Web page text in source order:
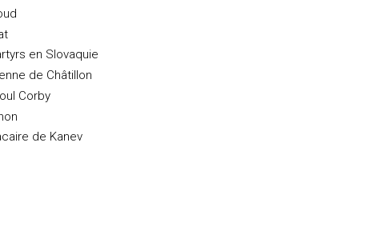
en Slovaquie
de Châtillon
Corby
de Kanev